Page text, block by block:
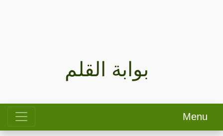
بوابة القلم
Menu